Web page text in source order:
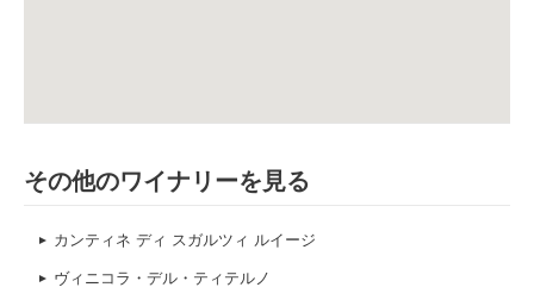
その他のワイナリーを見る
カンティネ ディ スガルツィ ルイージ
ヴィニコラ・デル・ティテルノ